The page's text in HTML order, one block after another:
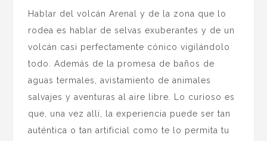
Hablar del volcán Arenal y de la zona que lo
rodea es hablar de selvas exuberantes y de un
volcán casi perfectamente cónico vigilándolo
todo. Además de la promesa de baños de
aguas termales, avistamiento de animales
salvajes y aventuras al aire libre. Lo curioso es
que, una vez allí, la experiencia puede ser tan
auténtica o tan artificial como te lo permita tu